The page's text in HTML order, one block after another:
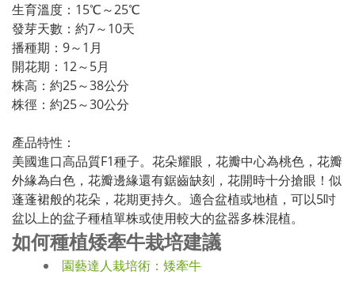
生育溫度：15℃～25℃
發芽天數：約7～10天
播種期：9～1月
開花期：12～5月
株高：約25～38公分
株徑：約25～30公分
產品特性：
美國進口高品質F1種子。花朵耀眼，花瓣中心為桃色，花瓣
外緣為白色，花瓣邊緣還有鋸齒缺刻，花開時十分搶眼！似
蓬蓬裙般的花朵，花期更持久。適合盆植或地植，可以5吋
盆以上的盆子種植單株或使用較大的盆器多株混植。
如何種植矮牽牛栽培建議
園藝達人栽培術：矮牽牛